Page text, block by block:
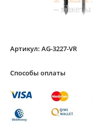
Артикул: AG-3227-VR
Способы оплаты